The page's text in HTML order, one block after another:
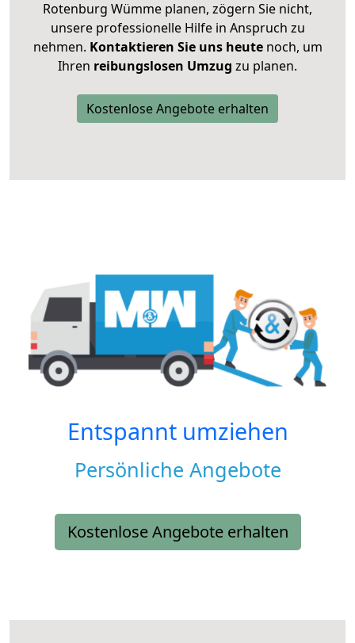
Rotenburg Wümme planen, zögern Sie nicht,
unsere professionelle Hilfe in Anspruch zu
nehmen. Kontaktieren Sie uns heutenoch, um
Ihren reibungslosen Umzug zu planen.
Kostenlose Angebote erhalten
Entspannt umziehen
Persönliche Angebote
Kostenlose Angebote erhalten